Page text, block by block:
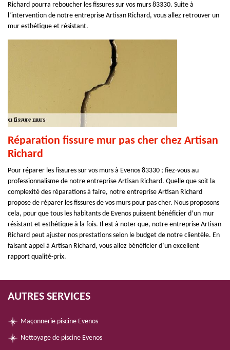
Richard pourra reboucher les fissures sur vos murs 83330. Suite à
l’intervention de notre entreprise Artisan Richard, vous allez retrouver un
mur esthétique et résistant.
Réparation fissure mur pas cher chez Artisan
Richard
Pour réparer les fissures sur vos murs à Evenos 83330 ; fiez-vous au
professionnalisme de notre entreprise Artisan Richard. Quelle que soit la
complexité des réparations à faire, notre entreprise Artisan Richard
propose de réparer les fissures de vos murs pour pas cher. Nous proposons
cela, pour que tous les habitants de Evenos puissent bénéficier d’un mur
résistant et esthétique à la fois. Il est à noter que, notre entreprise Artisan
Richard peut ajuster nos prestations selon le budget de notre clientèle. En
faisant appel à Artisan Richard, vous allez bénéficier d’un excellent
rapport qualité-prix.
AUTRES SERVICES
Maçonnerie piscine Evenos
Nettoyage de piscine Evenos